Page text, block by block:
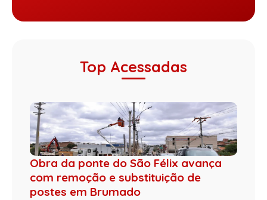
Top Acessadas
Obra da ponte do São Félix avança
com remoção e substituição de
postes em Brumado